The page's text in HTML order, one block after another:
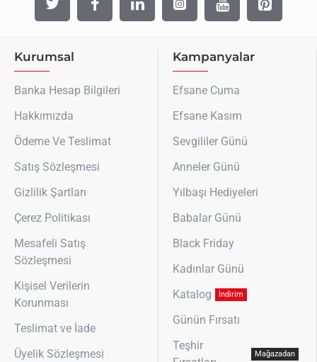
Kurumsal
Banka Hesap Bilgileri
Hakkımızda
Ödeme Ve Teslimat
Satış Sözleşmesi
Gizlilik Şartları
Çerez Politikası
Mesafeli Satış
Sözleşmesi
Kişisel Verilerin
Korunması
Teslimat ve İade
Üyelik Sözleşmesi
Kampanyalar
Efsane Cuma
Efsane Kasım
Sevgililer Günü
Anneler Günü
Yılbaşı Hediyeleri
Babalar Günü
Black Friday
Kadınlar Günü
Katalog
İndirim
Günün Fırsatı
Teşhir
Mağazadan